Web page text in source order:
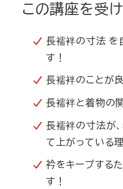
この講座を受
長襦袢の寸法 を
す！
長襦袢のことが
長襦袢と着物の
長襦袢の寸法が
て上がっている
衿をキープする
す！